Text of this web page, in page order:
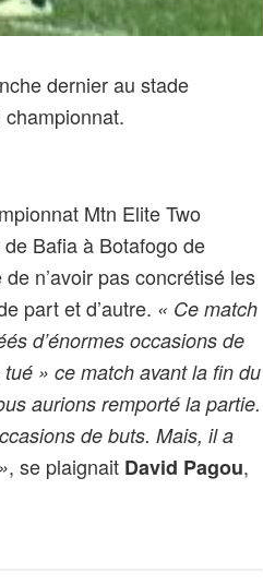
dernier au stade
Mtn Elite Two
Bafia à Botafogo de
n’avoir pas concrétisé les
part et d’autre. « Ce match
d’énormes occasions de
» ce match avant la fin du
aurions remporté la partie.
de buts. Mais, il a
, se plaignait David Pagou,